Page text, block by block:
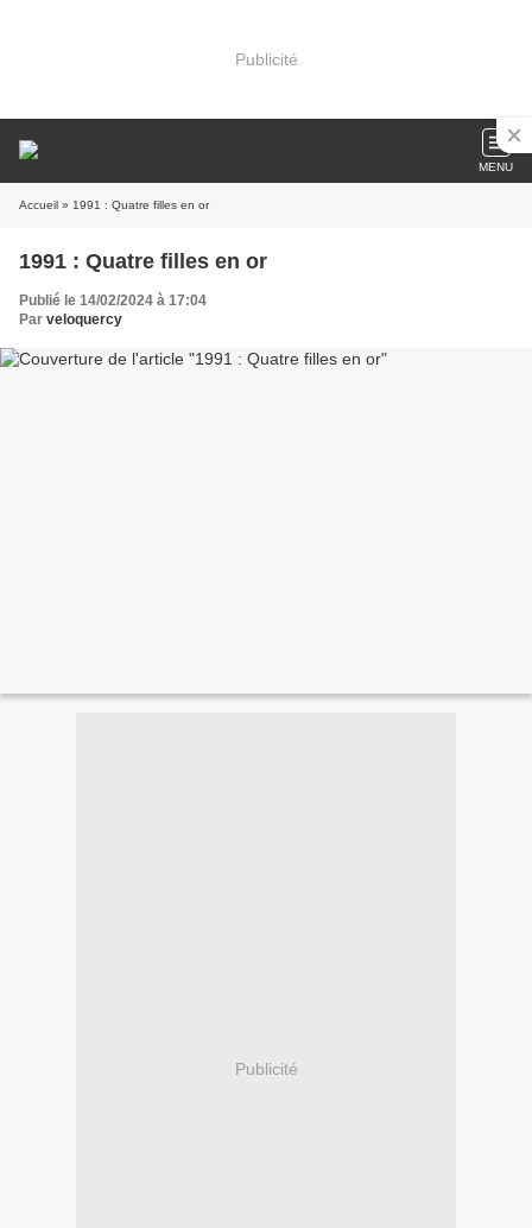
Publicité
MENU
Accueil » 1991 : Quatre filles en or
1991 : Quatre filles en or
Publié le 14/02/2024 à 17:04
Par veloquercy
Publicité